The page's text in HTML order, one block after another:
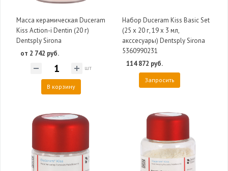
Масса керамическая Duceram
Kiss Action-i Dentin (20 г)
Dentsply Sirona
от 2 742 руб.
шт
В корзину
Набор Duceram Kiss Basic Set
(25 х 20 г, 19 х 3 мл,
акссесуары) Dentsply Sirona
5360990231
114 872 руб.
Запросить